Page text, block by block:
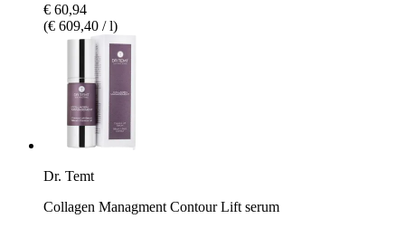
€ 60,94
(€ 609,40 / l)
Dr. Temt
Collagen Managment Contour Lift serum